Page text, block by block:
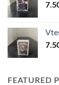
FEATURED